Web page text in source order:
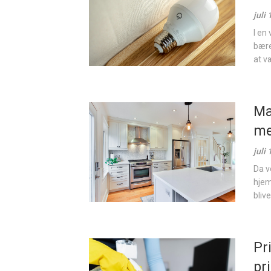
juli
I
at
juli
Da